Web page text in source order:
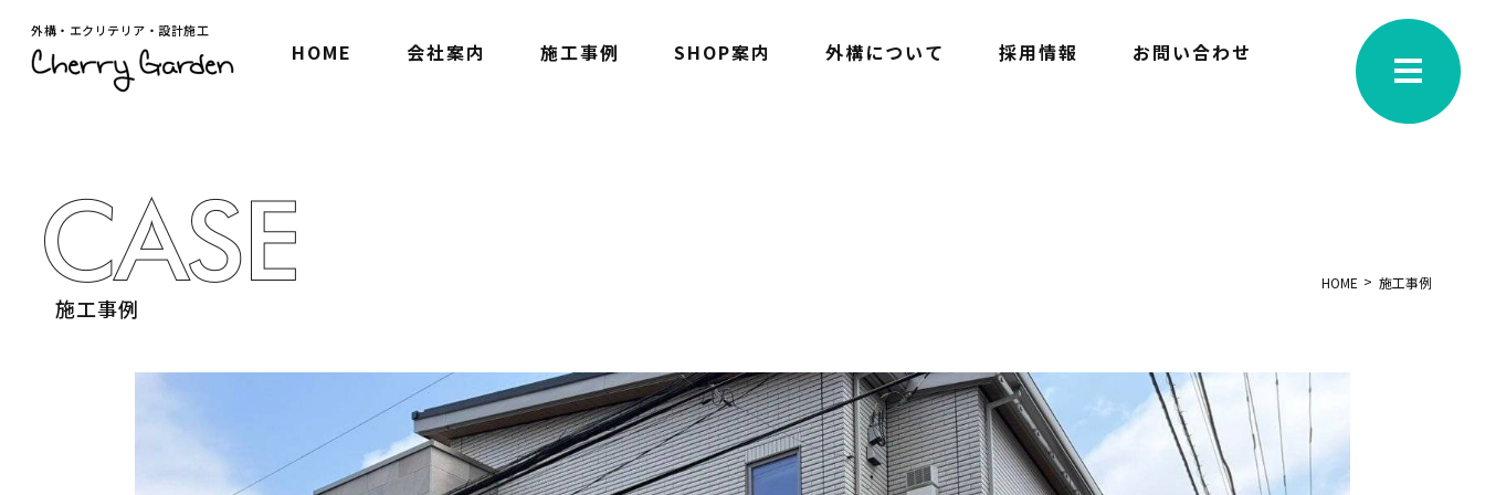
外構・エクリテリア・設計施工
HOME 会社案内 施工事例 SHOP案内 外構について 採用情報 お問い合わせ
施工事例
HOME 施工事例